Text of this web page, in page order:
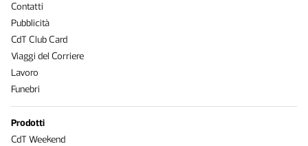
Contatti
Pubblicità
CdT Club Card
Viaggi del Corriere
Lavoro
Funebri
Prodotti
CdT Weekend